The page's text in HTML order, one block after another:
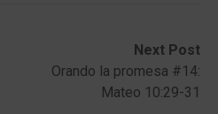
Next Post
Orando la promesa #14:
Mateo 10:29-31